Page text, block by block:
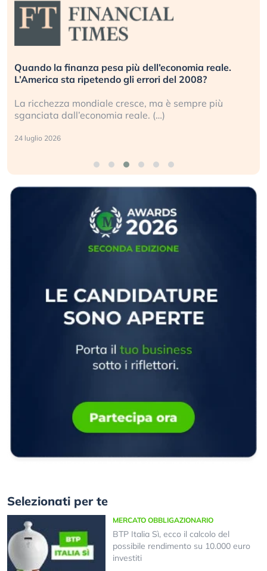
Quando la finanza pesa più dell’economia reale.
L’America sta ripetendo gli errori del 2008?
La ricchezza mondiale cresce, ma è sempre più
sganciata dall’economia reale. (…)
24 luglio 2026
Selezionati per te
MERCATO OBBLIGAZIONARIO
BTP Italia Sì, ecco il calcolo del
possibile rendimento su 10.000 euro
investiti